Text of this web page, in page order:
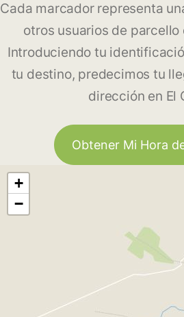
Cada marcador representa
otros usuarios de
Introduciendo tu
tu destino, predecimos tu
dirección en El
Obtener Mi Hora
+
−